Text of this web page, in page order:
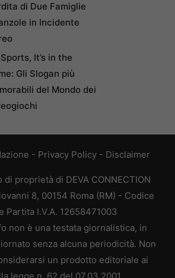
di Due Famiglie
in Incidente
It’s in the
Gli Slogan più
del Mondo dei
- Privacy Policy - Disclaimer
proprietà di DEVA CONNECTION
8, 00154 Roma (RM) - Codice
Partita I.V.A. 12658471003
non è una testata giornalistica, in
senza alcuna periodicità. Non
un prodotto editoriale ai